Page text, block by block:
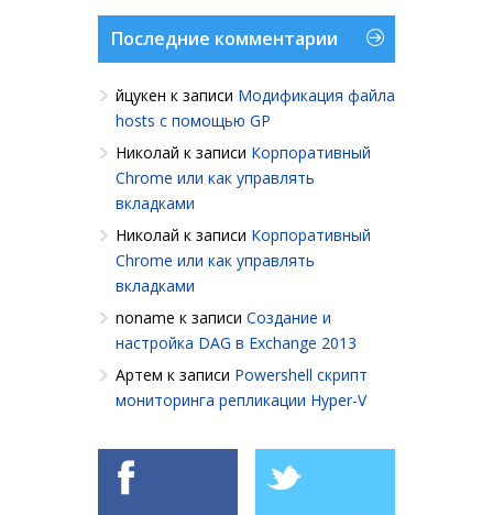
Последние комментарии
йцукен к записи Модификация файла
hosts с помощью GP
Николай к записи Корпоративный
Chrome или как управлять
вкладками
Николай к записи Корпоративный
Chrome или как управлять
вкладками
noname к записи Создание и
настройка DAG в Exchange 2013
Артем к записи Powershell cкрипт
мониторинга репликации Hyper-V